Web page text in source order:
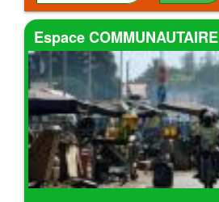
Espace COMMUNAUTAIRE